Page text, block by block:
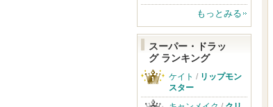
もっとみる
スーパー・ドラッ
グ ランキング
ケイト / リップモン
スター